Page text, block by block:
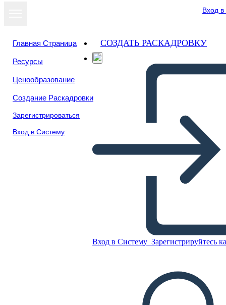
Вход
Главная Страница
Ресурсы
Ценообразование
Создание Раскадровки
Зарегистрироваться
Вход в Систему
СОЗДАТЬ РАСКАДРОВКУ
Вход в Систему Зарегистрируйтесь
Prova del Testo di Sogno
Della Ragazza Marrone
Скопируйте эту раскадровку
СОЗДАТЬ РАСКАДРОВКУ